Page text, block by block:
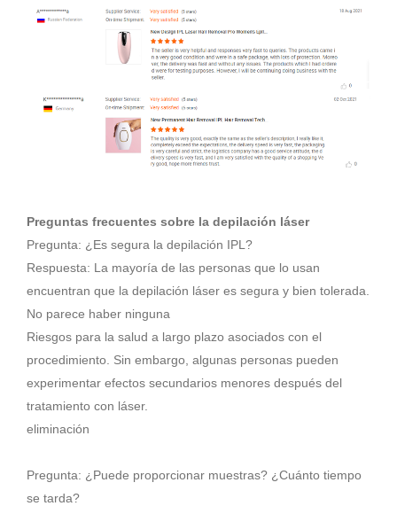
Preguntas frecuentes sobre la depilación láser
Pregunta: ¿Es segura la depilación IPL?
Respuesta: La mayoría de las personas que lo usan
encuentran que la depilación láser es segura y bien tolerada.
No parece haber ninguna
Riesgos para la salud a largo plazo asociados con el
procedimiento. Sin embargo, algunas personas pueden
experimentar efectos secundarios menores después del
tratamiento con láser.
eliminación
Pregunta: ¿Puede proporcionar muestras? ¿Cuánto tiempo
se tarda?